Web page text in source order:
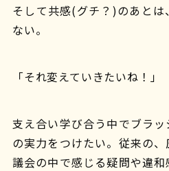
そして共感(グチ？)のあと
ない。
「それ変えていきたいね！」
支え合い学び合う中でブラ
の実力をつけたい。従来の
議会の中で感じる疑問や違